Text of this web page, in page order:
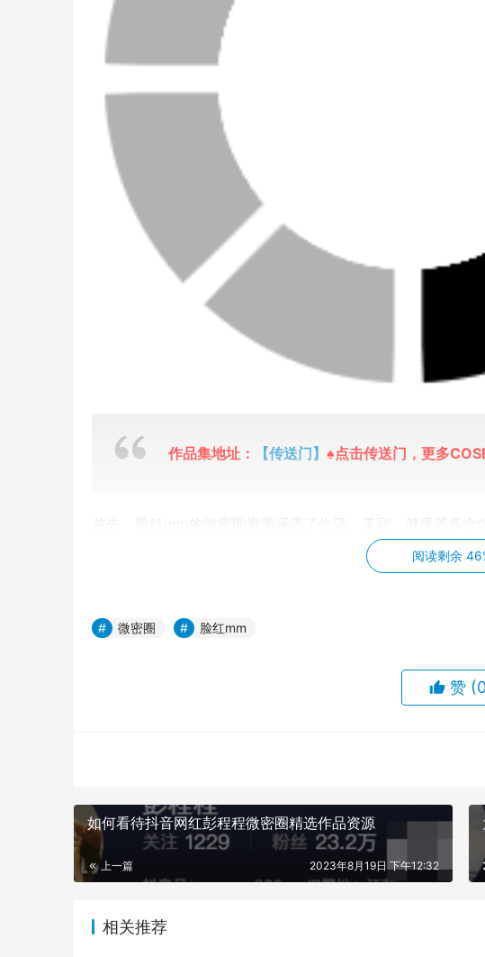
作品集地址： 【传送门】 ♠点击传送门，更多
宝贵的个人经验和建议，帮助他们解决各种生活中遇到的问
己的身体状况和保养方法。另外，由于脸红mm在抖音上拥
然而，与此同时，也有不少用户提出了对脸红mm微密圈资源
者误导行为，导致用户无法真正获得实用的知识和经验。此
得很多用户难以负担。这些问题引发了广泛的关注和争议。
阅读剩余
微密圈 脸红mm
赞
如何看待抖音网红彭程程微密圈精选作品资源
上一篇 2023年8月19日 下午12:32
相关推荐